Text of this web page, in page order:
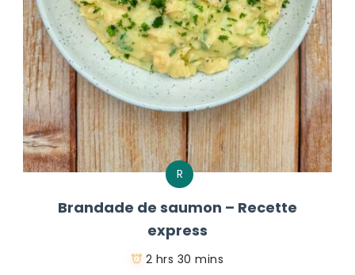
R
Brandade de saumon – Recette
express
2 hrs 30 mins